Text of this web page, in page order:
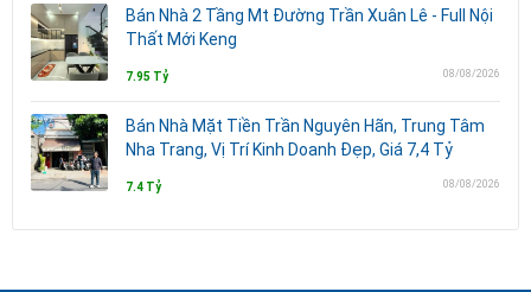
Bán Nhà 2 Tầng Mt Đường Trần Xuân Lê - Full Nội
Thất Mới Keng
7.95 Tỷ 08/08/2026
Bán Nhà Mặt Tiền Trần Nguyên Hãn, Trung Tâm
Nha Trang, Vị Trí Kinh Doanh Đẹp, Giá 7,4 Tỷ
7.4 Tỷ 08/08/2026